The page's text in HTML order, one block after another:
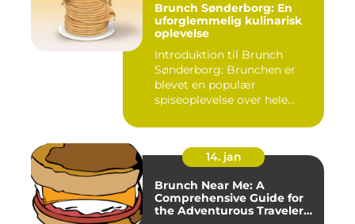
Brunch Sønderborg: En
uforglemmelig kulinarisk
oplevelse
Introduktion til Brunch
Sønderborg: Brunchen er
blevet en populær
spiseoplevelse over hele
14. jan
Brunch Near Me: A
Comprehensive Guide for
the Adventurous Traveler